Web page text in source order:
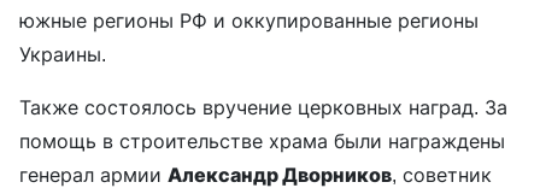
южные регионы РФ и оккупированные регионы
Украины.
Также состоялось вручение церковных наград. За
помощь в строительстве храма были награждены
генерал армии Александр Дворников, советник